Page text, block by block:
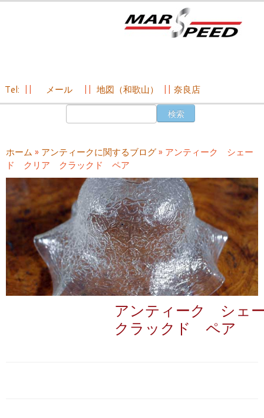
ン
へ
キ
プ
Tel: メール 地図（和歌山） 奈良店
ホーム » アンティークに関するブログ» アンティーク シェー
ド クリア クラックド ペア
アンティーク シ
クラックド ペア